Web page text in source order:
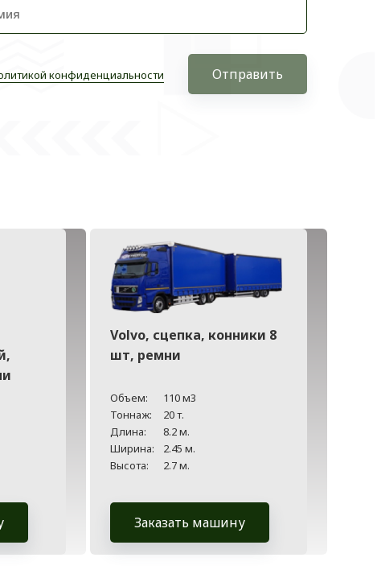
конфиденциальности Отправить
Volvo, сцепка, конники 8
шт, ремни
Объем:
110 м3
Тоннаж:
20 т.
Длина:
8.2 м.
Ширина:
2.45 м.
Высота:
2.7 м.
Заказать машину